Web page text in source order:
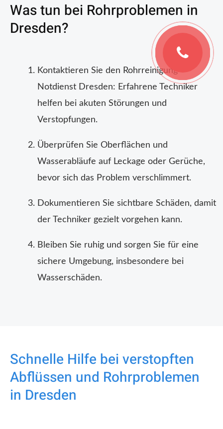
Was tun bei Rohrproblemen in
Dresden?
Kontaktieren Sie den Rohrreinigung
Notdienst Dresden: Erfahrene Techniker
helfen bei akuten Störungen und
Verstopfungen.
Überprüfen Sie Oberflächen und
Wasserabläufe auf Leckage oder Gerüche,
bevor sich das Problem verschlimmert.
Dokumentieren Sie sichtbare Schäden, damit
der Techniker gezielt vorgehen kann.
Bleiben Sie ruhig und sorgen Sie für eine
sichere Umgebung, insbesondere bei
Wasserschäden.
Schnelle Hilfe bei verstopften
Abflüssen und Rohrproblemen
in Dresden